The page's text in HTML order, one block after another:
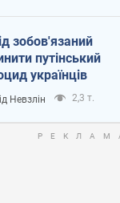
зобов'язаний
путінський
українців
Невзлін 2,3 т.